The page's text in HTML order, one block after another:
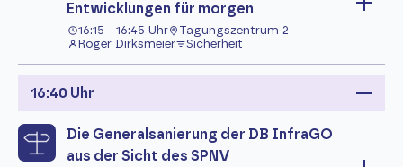
Entwicklungen für morgen
16:15 - 16:45 Uhr
Tagungszentrum 2
Roger Dirksmeier
Sicherheit
16:40 Uhr
Die Generalsanierung der DB InfraGO
aus der Sicht des SPNV